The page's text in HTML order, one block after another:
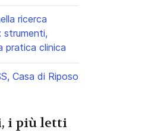
si chiama Medic@live
ricerca
strumenti,
pratica clinica
Casa di Riposo
i più letti